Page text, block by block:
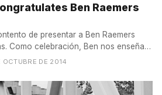
Ben Raemers
de presentar a Ben Raemers
Como celebración, Ben nos enseña
DE 2014